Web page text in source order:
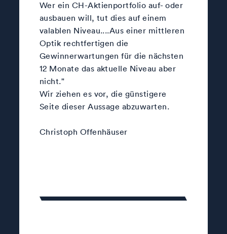
Wer ein CH-Aktienportfolio auf- oder
ausbauen will, tut dies auf einem
valablen Niveau....Aus einer mittleren
Optik rechtfertigen die
Gewinnerwartungen für die nächsten
12 Monate das aktuelle Niveau aber
nicht."
Wir ziehen es vor, die günstigere
Seite dieser Aussage abzuwarten.
Christoph Offenhäuser